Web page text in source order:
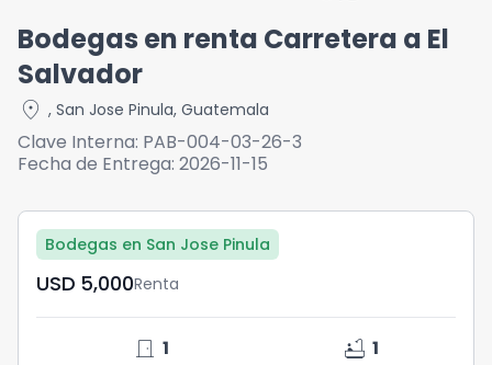
Bodegas en renta Carretera a El
Salvador
location_on , San Jose Pinula, Guatemala
Clave Interna: PAB-004-03-26-3
Fecha de Entrega: 2026-11-15
Bodegas en San Jose Pinula
USD	5,000Renta
door_front 1 bathtub 1